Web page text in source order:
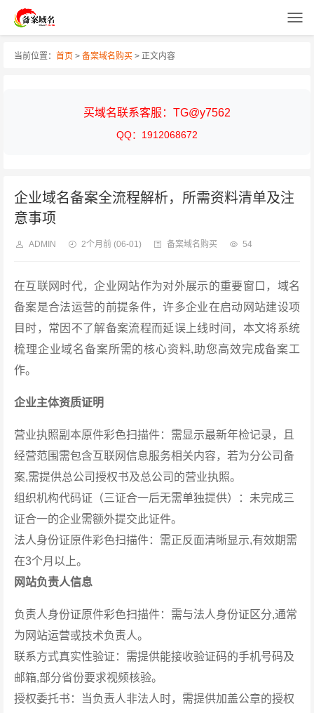
当前位置： 首页 > 备案域名购买 > 正文内容
买域名联系客服：TG@y7562
QQ：1912068672
企业域名备案全流程解析，所需资料清单及注
意事项
ADMIN 2个月前 (06-01) 备案域名购买 54
在互联网时代，企业网站作为对外展示的重要窗口，域名
备案是合法运营的前提条件，许多企业在启动网站建设项
目时，常因不了解备案流程而延误上线时间，本文将系统
梳理企业域名备案所需的核心资料,助您高效完成备案工
作。
企业主体资质证明
营业执照副本原件彩色扫描件：需显示最新年检记录，且
经营范围需包含互联网信息服务相关内容，若为分公司备
案,需提供总公司授权书及总公司的营业执照。
组织机构代码证（三证合一后无需单独提供）：未完成三
证合一的企业需额外提交此证件。
法人身份证原件彩色扫描件：需正反面清晰显示,有效期需
在3个月以上。
网站负责人信息
负责人身份证原件彩色扫描件：需与法人身份证区分,通常
为网站运营或技术负责人。
联系方式真实性验证：需提供能接收验证码的手机号码及
邮箱,部分省份要求视频核验。
授权委托书：当负责人非法人时，需提供加盖公章的授权